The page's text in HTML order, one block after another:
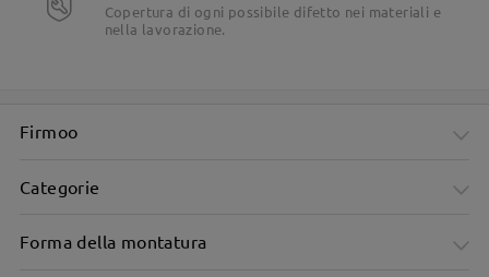
Copertura di ogni possibile difetto nei materiali e
nella lavorazione.
Firmoo
Categorie
Forma della montatura